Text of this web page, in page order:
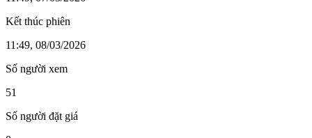
Kết thúc phiên
11:49, 08/03/2026
Số người xem
51
Số người đặt giá